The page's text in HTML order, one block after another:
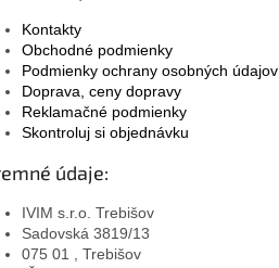
Kontakty
Obchodné podmienky
Podmienky ochrany osobných údajov
Doprava, ceny dopravy
Reklamačné podmienky
Skontroluj si objednávku
údaje:
IVIM s.r.o. Trebišov
Sadovská 3819/13
075 01 , Trebišov